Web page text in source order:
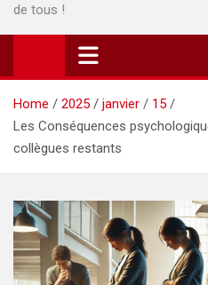
de tous !
Home 2025 janvier
15
Les Conséquences
collègues restants